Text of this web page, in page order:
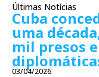
Últimas Notícias
Cuba
uma
mil presos
03/04/2026